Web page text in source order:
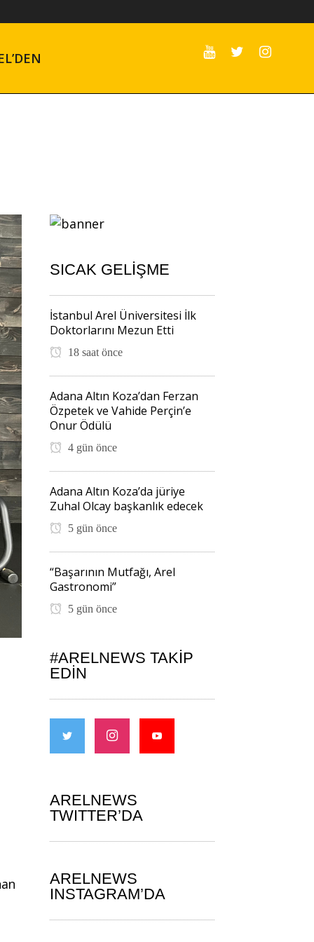
SICAK GELIŞME
İstanbul Arel Üniversitesi İlk
Doktorlarını Mezun Etti
18 saat önce
Adana Altın Koza’dan Ferzan
Özpetek ve Vahide Perçin’e
Onur Ödülü
4 gün önce
Adana Altın Koza’da jüriye
Zuhal Olcay başkanlık edecek
5 gün önce
“Başarının Mutfağı, Arel
Gastronomi”
5 gün önce
#ARELNEWS TAKIP
EDIN
ARELNEWS
TWITTER’DA
ARELNEWS
INSTAGRAM’DA